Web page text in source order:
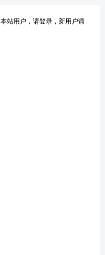
站用户，请登录，新用户请